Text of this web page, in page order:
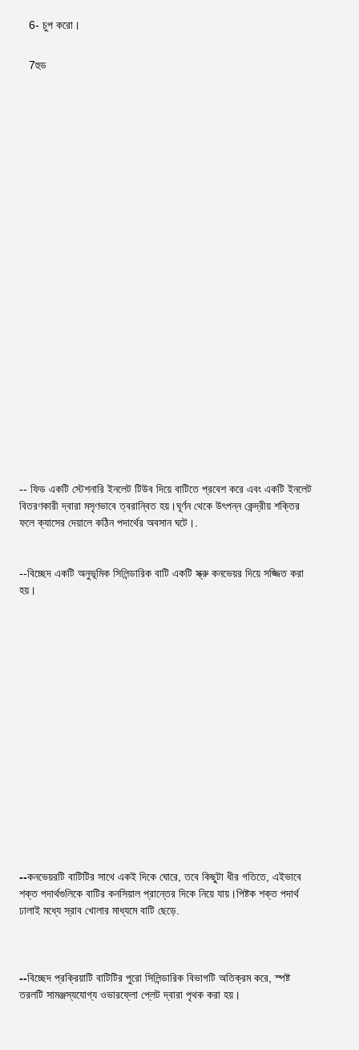
6- চুপ করো।
7হুড
-- ফিড একটি স্টেশনারি ইনলেট টিউব দিয়ে বাটিতে প্রবেশ করে এবং একটি ইনলেট
বিতরণকারী দ্বারা মসৃণভাবে ত্বরান্বিত হয়।ঘূর্ণন থেকে উৎপন্ন কেন্দ্রীয় শক্তির
ফলে ক্যাসের দেয়ালে কঠিন পদার্থের অবসান ঘটে।.
--বিচ্ছেদ একটি অনুভূমিক সিলিন্ডারিক বাটি একটি স্ক্রু কনভেয়র দিয়ে সজ্জিত করা
হয়।
--কনভেয়রটি বাটিটির সাথে একই দিকে ঘোরে, তবে কিছুটা ধীর গতিতে, এইভাবে
শক্ত পদার্থগুলিকে বাটির কনসিয়াল প্রান্তের দিকে নিয়ে যায়।পিষ্টক শক্ত পদার্থ
ঢালাই মধ্যে স্রাব খোলার মাধ্যমে বাটি ছেড়ে.
--বিচ্ছেদ প্রক্রিয়াটি বাটিটির পুরো সিলিন্ডারিক বিভাগটি অতিক্রম করে, স্পষ্ট
তরলটি সামঞ্জস্যযোগ্য ওভারফ্লো প্লেট দ্বারা পৃথক করা হয়।